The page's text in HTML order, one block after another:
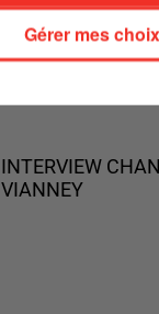
CALOGERO
INTERVIEW
VIANNEY
Gérer mes choix